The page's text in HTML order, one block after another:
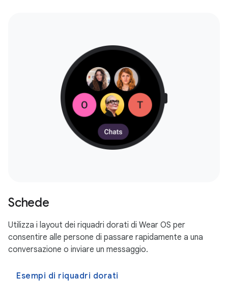
Schede
Utilizza i layout dei riquadri dorati di Wear OS per
consentire alle persone di passare rapidamente a una
conversazione o inviare un messaggio.
Esempi di riquadri dorati